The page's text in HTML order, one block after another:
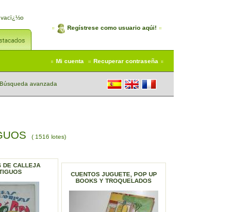
Regístrese como usuario aqúi!
Mi cuenta Recuperar contraseña
Búsqueda avanzada
( 1516 lotes)
DE CALLEJA
CUENTOS JUGUETE, POP UP
BOOKS Y TROQUELADOS